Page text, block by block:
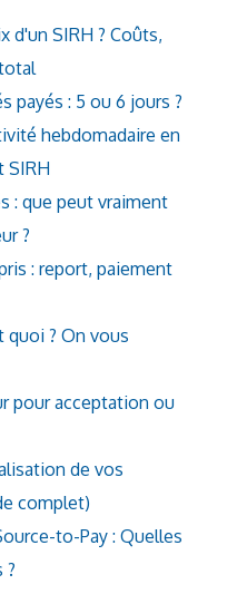
d'un SIRH ? Coûts,
payés : 5 ou 6 jours ?
hebdomadaire en
SIRH
: que peut vraiment
?
: report, paiement
quoi ? On vous
pour acceptation ou
de vos
complet)
to-Pay : Quelles
?